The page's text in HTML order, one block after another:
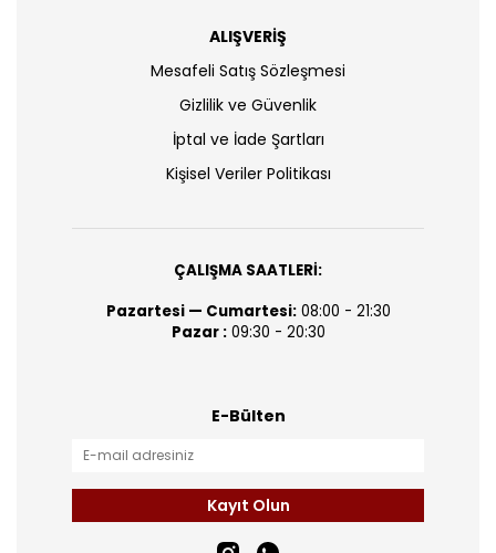
ALIŞVERİŞ
Mesafeli Satış Sözleşmesi
Gizlilik ve Güvenlik
İptal ve İade Şartları
Kişisel Veriler Politikası
ÇALIŞMA SAATLERİ:
Pazartesi — Cumartesi:08:00 - 21:30
Pazar :09:30 - 20:30
E-Bülten
Kayıt Olun